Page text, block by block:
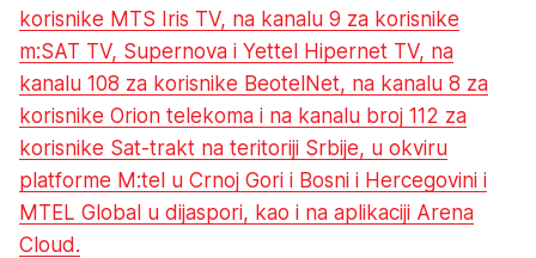
korisnike MTS Iris TV, na kanalu 9 za korisnike
m:SAT TV, Supernova i Yettel Hipernet TV, na
kanalu 108 za korisnike BeotelNet, na kanalu 8 za
korisnike Orion telekoma i na kanalu broj 112 za
korisnike Sat-trakt na teritoriji Srbije, u okviru
platforme M:tel u Crnoj Gori i Bosni i Hercegovini i
MTEL Global u dijaspori, kao i na aplikaciji Arena
Cloud.